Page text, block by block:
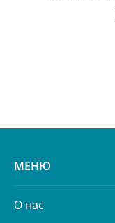
МЕНЮ
О нас